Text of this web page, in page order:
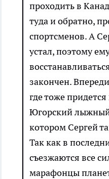
проходить в
туда и обратно,
спортсменов. А
устал, поэтому
закончен.
где тоже
Югорский
котором Сергей
Так как в
съезжаются все
марафонцы